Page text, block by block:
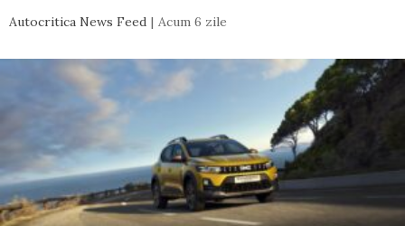
Autocritica News Feed Acum 6 zile